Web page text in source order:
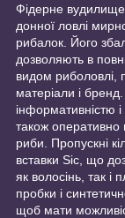
Фідерне
донної ловлі
рибалок. Його
дозволяють в
видом риболовлі,
матеріали і
інформативністю
також оперативно
риби. Пропускні
вставки Sic, що
як волосінь, так і
пробки і
щоб мати